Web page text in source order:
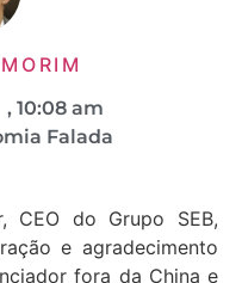
, 10:08 am
Falada
CEO do Grupo SEB,
e agradecimento
fora da China e